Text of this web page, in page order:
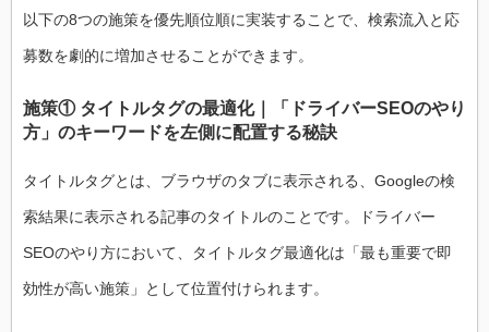
以下の8つの施策を優先順位順に実装することで、検索流入と応
募数を劇的に増加させることができます。
施策① タイトルタグの最適化｜「ドライバーSEOのやり
方」のキーワードを左側に配置する秘訣
タイトルタグとは、ブラウザのタブに表示される、Googleの検
索結果に表示される記事のタイトルのことです。ドライバー
SEOのやり方において、タイトルタグ最適化は「最も重要で即
効性が高い施策」として位置付けられます。